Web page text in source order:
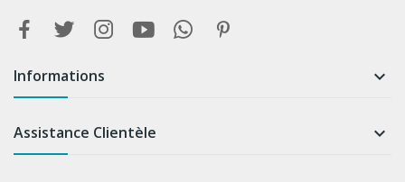
Informations 
Assistance Clientèle 